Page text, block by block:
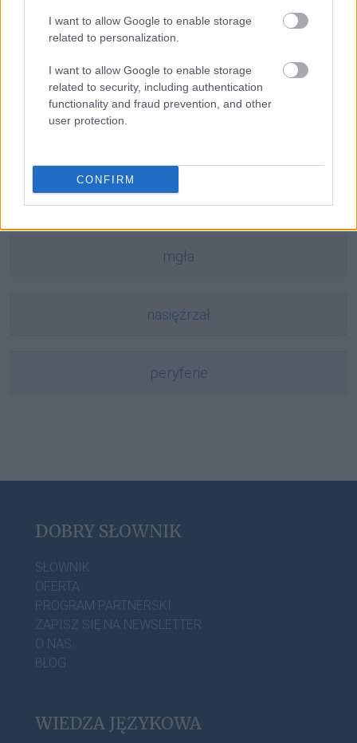
I want to allow Google to enable storage
related to personalization.
I want to allow Google to enable storage
related to security, including authentication
functionality and fraud prevention, and other
user protection.
CONFIRM
KMB
zgłoskotwórczy
crowdfunding
mgła
nasięźrzał
peryferie
DOBRY SŁOWNIK
SŁOWNIK
OFERTA
PROGRAM PARTNERSKI
ZAPISZ SIĘ NA NEWSLETTER
O NAS
BLOG
WIEDZA JĘZYKOWA